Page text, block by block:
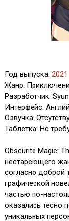
Год выпуска: 2021
Жанр:
Разработчик:
Интерфейс:
Озвучка:
Таблетка: Не
Obscurite Magie:
нестареющего
согласно доброй
графической
частью по-
оказались тесно
уникальных